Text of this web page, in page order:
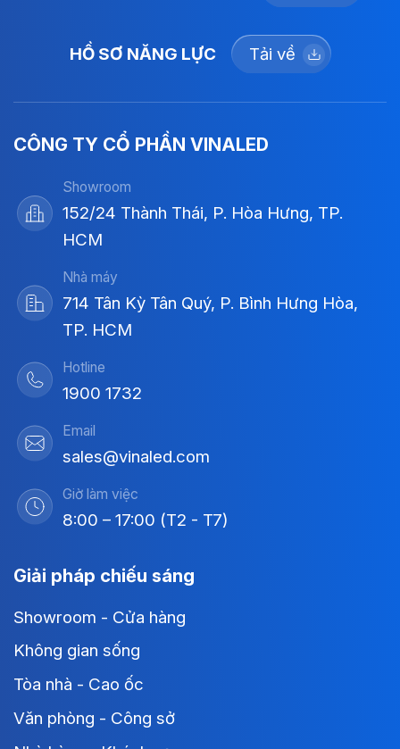
HỒ SƠ NĂNG LỰC Tải về
CÔNG TY CỔ PHẦN VINALED
Showroom
152/24 Thành Thái, P. Hòa Hưng, TP.
HCM
Nhà máy
714 Tân Kỳ Tân Quý, P. Bình Hưng Hòa,
TP. HCM
Hotline
1900 1732
Email
sales@vinaled.com
Giờ làm việc
8:00 – 17:00 (T2 - T7)
Giải pháp chiếu sáng
Showroom - Cửa hàng
Không gian sống
Tòa nhà - Cao ốc
Văn phòng - Công sở